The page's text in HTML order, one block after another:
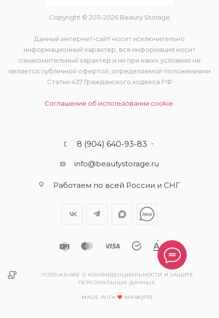
Copyright © 2011-2026 Beauty Storage
Данный интернет-сайт носит исключительно
информационный характер, вся информация носит
ознакомительный характер и ни при каких условиях не
является публичной офертой, определяемой положениями
Статьи 437 Гражданского кодекса РФ
Соглашение об использовании cookie.
8 (904) 640-93-83
info@beautystorage.ru
Работаем по всей России и СНГ
ПОЛОЖЕНИЕ О КОНФИДЕНЦИАЛЬНОСТИ И ЗАЩИТЕ
ПЕРСОНАЛЬНЫХ ДАННЫХ.
MADE WITH MARK[PR]